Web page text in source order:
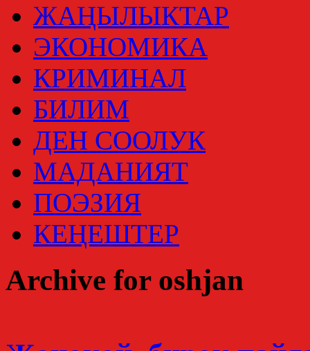
ЖАҢЫЛЫКТАР
ЭКОНОМИКА
КРИМИНАЛ
БИЛИМ
ДЕН СООЛУК
МАДАНИЯТ
ПОЭЗИЯ
КЕҢЕШТЕР
Archive for oshjan